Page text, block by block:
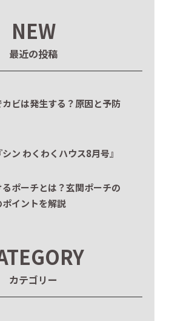
NEW
最近の投稿
ビは発生する？原因と予防
ン わくわくハウス8月号』
ポーチとは？玄関ポーチの
イントを解説
カテゴリー